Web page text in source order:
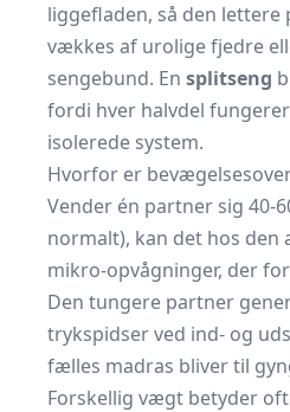
liggefladen, så den lettere
vækkes af urolige fjedre
sengebund. En splitseng
fordi hver halvdel
isolerede system.
Hvorfor er
Vender én partner sig 40-
normalt), kan det hos den
mikro-opvågninger, der
Den tungere partner
trykspidser ved ind- og
fælles madras bliver til
Forskellig vægt betyder